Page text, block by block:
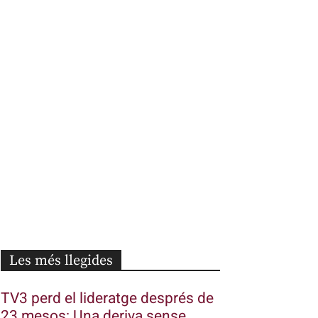
Les més llegides
TV3 perd el lideratge després de